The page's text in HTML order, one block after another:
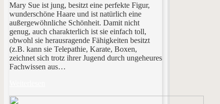
Mary Sue ist jung, besitzt eine perfekte Figur,
wunderschöne Haare und ist natürlich eine
außergewöhnliche Schönheit. Damit nicht
genug, auch charakterlich ist sie einfach toll,
obwohl sie herausragende Fähigkeiten besitzt
(z.B. kann sie Telepathie, Karate, Boxen,
zeichnet sich trotz ihrer Jugend durch ungeheures
Fachwissen aus…